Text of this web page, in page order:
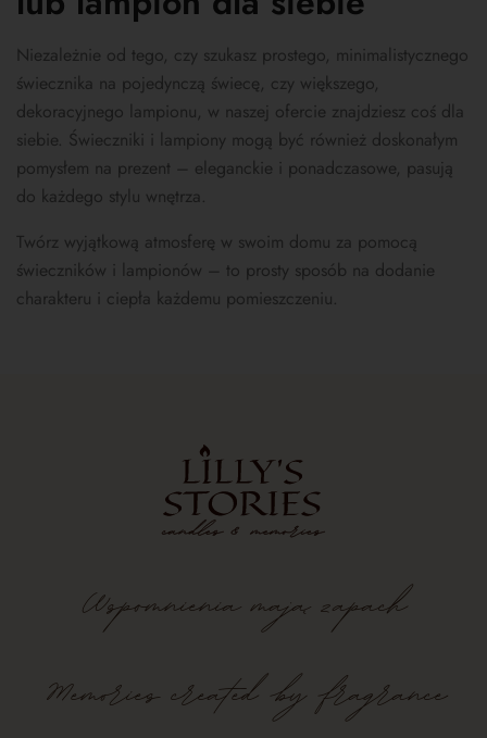
Niezależnie od tego, czy szukasz prostego, minimalistycznego
świecznika na pojedynczą świecę, czy większego,
dekoracyjnego lampionu, w naszej ofercie znajdziesz coś dla
siebie. Świeczniki i lampiony mogą być również doskonałym
pomysłem na prezent – eleganckie i ponadczasowe, pasują
do każdego stylu wnętrza.
Twórz wyjątkową atmosferę w swoim domu za pomocą
świeczników i lampionów – to prosty sposób na dodanie
charakteru i ciepła każdemu pomieszczeniu.
Wspomnieniamajązapach
Memories created by fragrance